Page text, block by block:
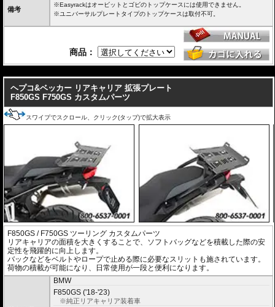
ケースを取り付けたまま使用することが多い場合にお勧め。
リーズナブルな価格も魅力。
※オプションに純正キャリアの強度を向上する補助ブラケットがあります。
※写真のEasylackは位置決めガイドを折りたたんだ状態、Alurackのブラックは
り外した状態です。
ヘプコ&ベッカーのトップケースはこちらからご確認下さい。
備考
※Easyrackはオービットとゴビのトップケースには使用できません。
※ユニバーサルプレートタイプのトップケースは取付不可。
商品：
ヘプコ&ベッカー リアキャリア 拡張プレート
F850GS F750GS カスタムパーツ
スワイプでスクロール、クリック(タップ)で拡大表示
F850GS / F750GS ツーリング カスタムパーツ
リアキャリアの面積を大きくすることで、ソフトバッグなどを積載した際の安
定性を飛躍的に向上します。
バックなどをベルトやロープで止める際に必要なスリットも施されています。
荷物の積載が可能になり、日常使用が一段と便利になります。
BMW
F850GS ('18-'23)
※純正リアキャリア装着車